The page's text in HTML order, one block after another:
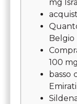
mg
Belgio
100 mg
basso